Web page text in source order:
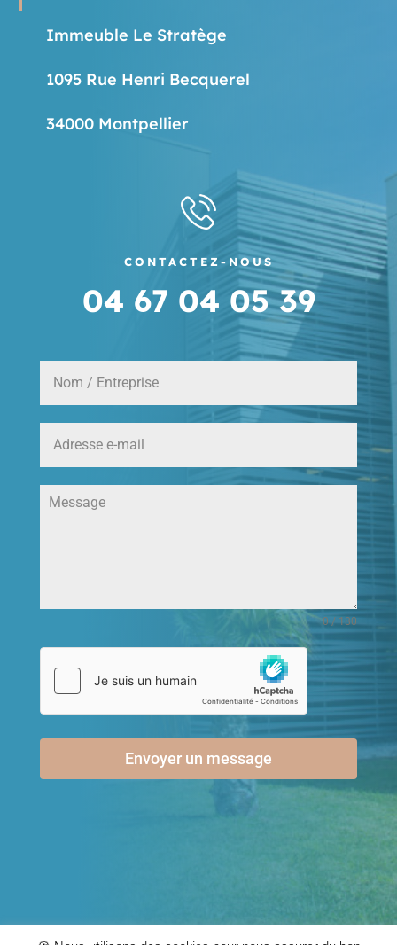
Immeuble Le Stratège
1095 Rue Henri Becquerel
34000 Montpellier
CONTACTEZ-NOUS
04 67 04 05 39
0 / 180
Envoyer un message